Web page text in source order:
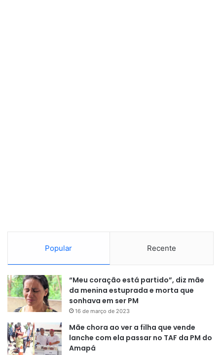
Popular Recente
“Meu coração está partido”, diz mãe
da menina estuprada e morta que
sonhava em ser PM
16 de março de 2023
Mãe chora ao ver a filha que vende
lanche com ela passar no TAF da PM do
Amapá